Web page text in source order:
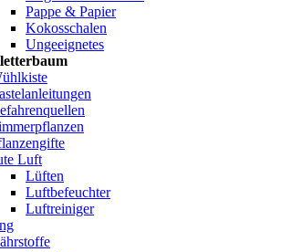
Pappe & Papier
Kokosschalen
Ungeeignetes
Luft
Lüften
Luftbefeuchter
Luftreiniger